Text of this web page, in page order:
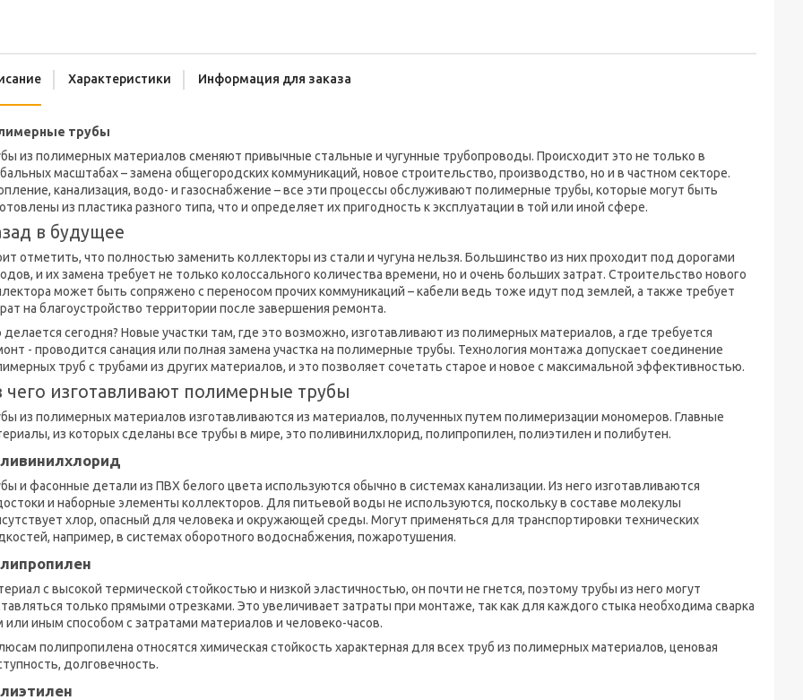
Характеристики Информация для заказа
трубы
из полимерных материалов сменяют привычные стальные и чугунные трубопроводы. Происходит это не только в
масштабах – замена общегородских коммуникаций, новое строительство, производство, но и в частном секторе.
канализация, водо- и газоснабжение – все эти процессы обслуживают полимерные трубы, которые могут быть
из пластика разного типа, что и определяет их пригодность к эксплуатации в той или иной сфере.
в будущее
отметить, что полностью заменить коллекторы из стали и чугуна нельзя. Большинство из них проходит под дорогами
и их замена требует не только колоссального количества времени, но и очень больших затрат. Строительство нового
может быть сопряжено с переносом прочих коммуникаций – кабели ведь тоже идут под землей, а также требует
на благоустройство территории после завершения ремонта.
делается сегодня? Новые участки там, где это возможно, изготавливают из полимерных материалов, а где требуется
- проводится санация или полная замена участка на полимерные трубы. Технология монтажа допускает соединение
труб с трубами из других материалов, и это позволяет сочетать старое и новое с максимальной эффективностью.
чего изготавливают полимерные трубы
из полимерных материалов изготавливаются из материалов, полученных путем полимеризации мономеров. Главные
из которых сделаны все трубы в мире, это поливинилхлорид, полипропилен, полиэтилен и полибутен.
и фасонные детали из ПВХ белого цвета используются обычно в системах канализации. Из него изготавливаются
и наборные элементы коллекторов. Для питьевой воды не используются, поскольку в составе молекулы
хлор, опасный для человека и окружающей среды. Могут применяться для транспортировки технических
например, в системах оборотного водоснабжения, пожаротушения.
с высокой термической стойкостью и низкой эластичностью, он почти не гнется, поэтому трубы из него могут
только прямыми отрезками. Это увеличивает затраты при монтаже, так как для каждого стыка необходима сварка
или иным способом с затратами материалов и человеко-часов.
полипропилена относятся химическая стойкость характерная для всех труб из полимерных материалов, ценовая
долговечность.